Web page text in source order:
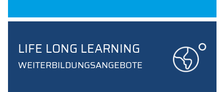
LIFE LONG LEARNING
WEITERBILDUNGSANGEBOTE